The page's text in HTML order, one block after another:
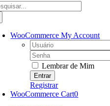
WooCommerce My Account
Username:
Password:
Lembrar de Mim
Registrar
WooCommerce Cart0